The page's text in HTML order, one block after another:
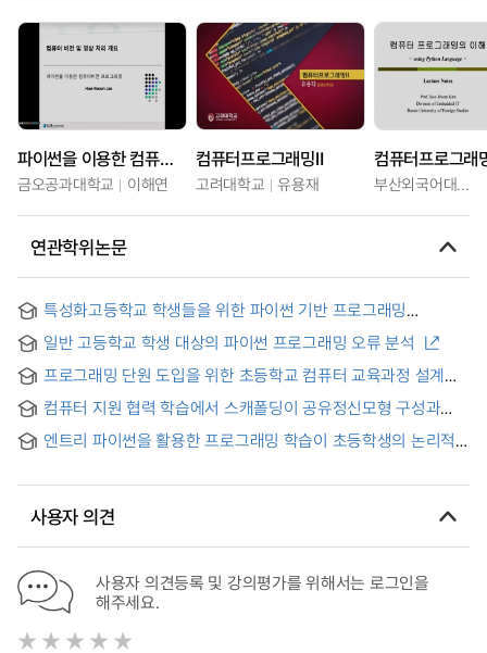
파이썬을 이용한 컴퓨터비전 프로그래밍
금오공과대학교 이해연
컴퓨터프로그래밍Ⅱ
고려대학교 유용재
컴퓨터프로그래
부산외국어대학교
연관학위논문
특성화고등학교 학생들을 위한 파이썬 기반 프로그래밍
교육과정 재구성 = Reorganization of Python based
programming curriculum for specialized high school
students
일반 고등학교 학생 대상의 파이썬 프로그래밍 오류 분석
프로그래밍 단원 도입을 위한 초등학교 컴퓨터 교육과정 설계에
관한 연구 : 스크래치를 중심으로 = Design of Computer
Education Curriculum in Elementary Schools for the
Introduction of Programming Unit : Focused on Scratch
Educational Programming Language
컴퓨터 지원 협력 학습에서 스캐폴딩이 공유정신모형 구성과
컴퓨터 프로그래밍 수행에 미치는 효과: 고등사고력과 사회적
메타인지에 따른 차이 = Effects of Scaffolding on Shared
Performance in CSCL: Roles of Higher-order Thinking and
Social Metacognition
엔트리 파이썬을 활용한 프로그래밍 학습이 초등학생의 논리적
사용자 의견
사용자 의견등록 및 강의평가를 위해서는 로그인을
해주세요.